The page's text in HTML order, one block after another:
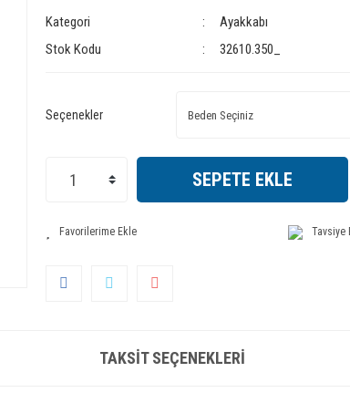
Kategori
Ayakkabı
Stok Kodu
32610.350_
Seçenekler
SEPETE EKLE
Tavsiye
TAKSIT SEÇENEKLERI